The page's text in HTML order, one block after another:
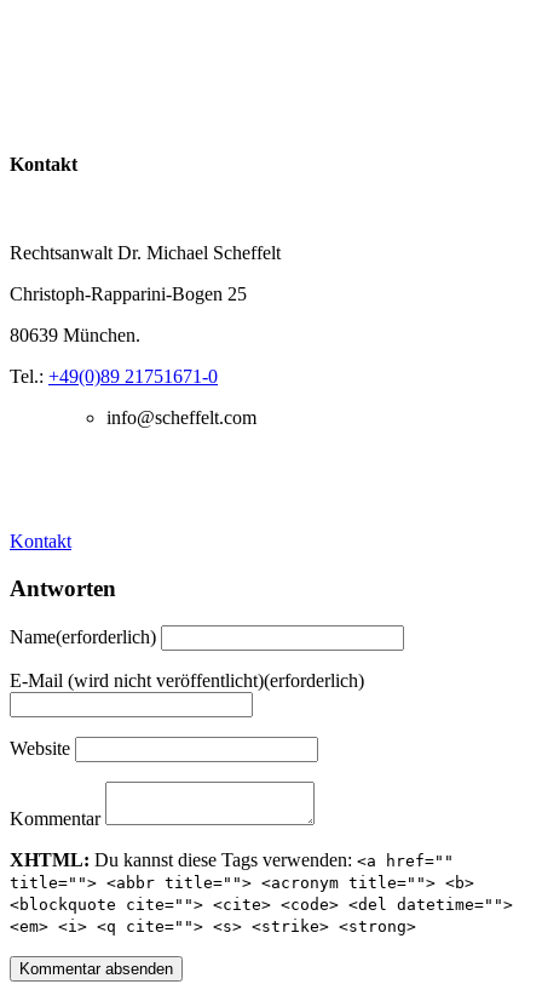
Kontakt
Rechtsanwalt Dr. Michael Scheffelt
Christoph-Rapparini-Bogen 25
80639 München.
Tel.: +49(0)89 21751671-0
info@scheffelt.com
Beitragsnavigation
Kontakt
Antworten
Name(erforderlich)
E-Mail (wird nicht veröffentlicht)(erforderlich)
Website
Kommentar
XHTML: Du kannst diese Tags verwenden: <a href=""
title=""> <abbr title=""> <acronym title=""> <b>
<blockquote cite=""> <cite> <code> <del datetime="">
<em> <i> <q cite=""> <s> <strike> <strong>